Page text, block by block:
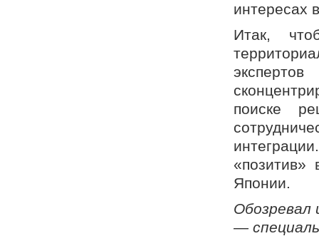
интересах
Итак,
поиске
Японии.
Обозревал
—